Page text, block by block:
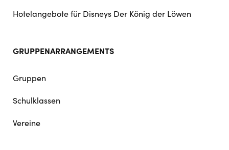
Hotelangebote für Disneys Der König der Löwen
GRUPPENARRANGEMENTS
Gruppen
Schulklassen
Vereine